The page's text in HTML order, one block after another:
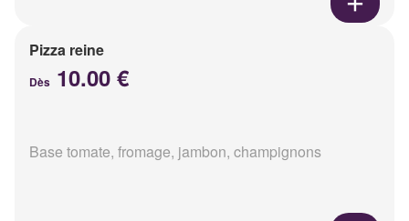
Pizza reine
Dès 10.00 €
Base tomate, fromage, jambon, champignons